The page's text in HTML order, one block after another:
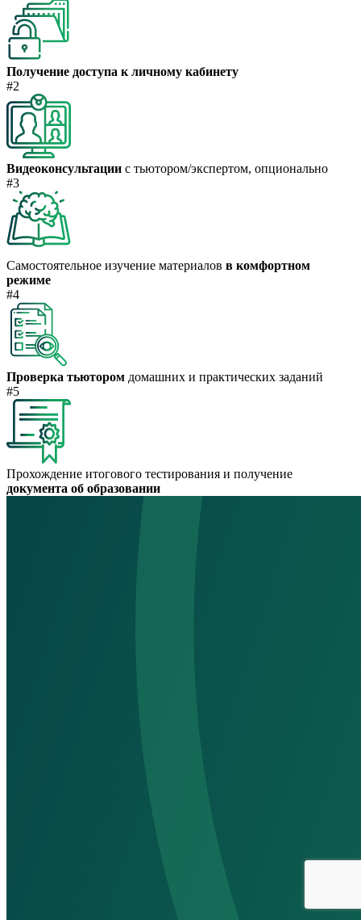
Получение доступа к личному кабинету
#2
Видеоконсультации с тьютором/экспертом, опционально
#3
Самостоятельное изучение материалов в комфортном
режиме
#4
Проверка тьютором домашних и практических заданий
#5
Прохождение итогового тестирования и получение
документа об образовании